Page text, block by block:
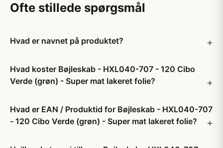
Ofte stillede spørgsmål
Hvad er navnet på produktet?
Hvad koster Bøjleskab - HXL040-707 - 120 Cibo
Verde (grøn) - Super mat lakeret folie?
Hvad er EAN / Produktid for Bøjleskab - HXL040-707
- 120 Cibo Verde (grøn) - Super mat lakeret folie?